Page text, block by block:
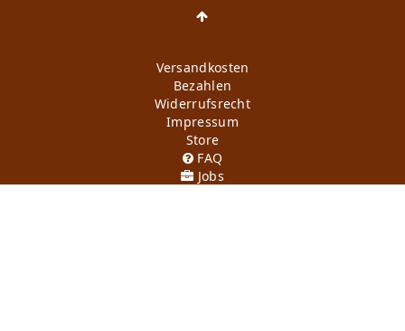
Versandkosten
Bezahlen
Widerrufs­recht
Impressum
Store
FAQ
Jobs